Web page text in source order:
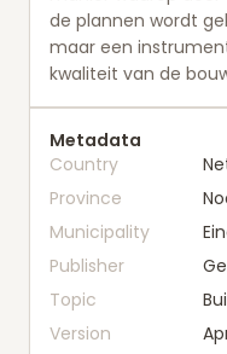
de plannen wordt
maar een
kwaliteit van de
Metadata
Country
Province
Municipality
Publisher
Topic
Version